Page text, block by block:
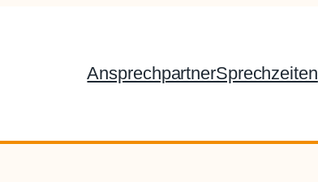
AnsprechpartnerSprechzeiten